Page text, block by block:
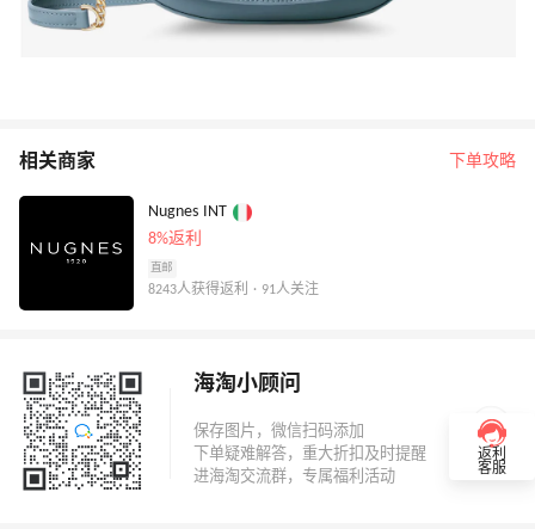
相关商家 下单攻略
Nugnes INT
8%返利
直邮
8243人获得返利 · 91人关注
海淘小顾问
返利
客服